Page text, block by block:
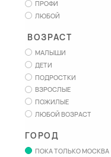
ПРОФИ
ЛЮБОЙ
ВОЗРАСТ
МАЛЫШИ
ДЕТИ
ПОДРОСТКИ
ВЗРОСЛЫЕ
ПОЖИЛЫЕ
ЛЮБОЙ ВОЗРАСТ
ГОРОД
ПОКА ТОЛЬКО МОСКВА